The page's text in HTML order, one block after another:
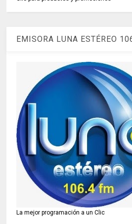
EMISORA LUNA ESTÉREO
La mejor programación a un Clic